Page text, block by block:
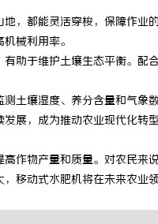
，都能灵活穿梭，保障作业
械利用率。
助于维护土壤生态平衡。配合
土壤湿度、养分含量和气象
展，成为推动农业现代化转
作物产量和质量。对农民来
移动式水肥机将在未来农业
索线上娱乐新时代：在线影院平